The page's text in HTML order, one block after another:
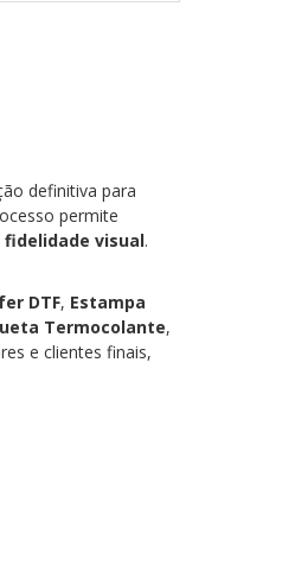
definitiva para
permite
fidelidade visual.
DTF, Estampa
Termocolante,
e clientes finais,